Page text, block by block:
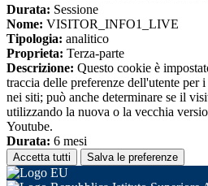
Durata: Sessione
Nome: VISITOR_INFO1_LIVE
Tipologia: analitico
Proprieta: Terza-parte
Descrizione: Questo cookie è
traccia delle preferenze dell'utente per
nei siti; può anche determinare se il
utilizzando la nuova o la vecchia
Youtube.
Durata: 6 mesi
Accetta tutti Salva le preferenze